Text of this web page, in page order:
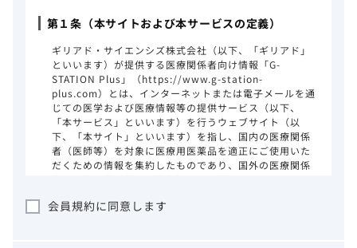
第１条（本サイトおよび本サービスの定義）
ギリアド・サイエンシズ株式会社（以下、「ギリアド」
といいます）が提供する医療関係者向け情報「G-
STATION Plus」（https://www.g-station-
plus.com）とは、インターネットまたは電子メールを通
じての医学および医療情報等の提供サービス（以下、
「本サービス」といいます）を行うウェブサイト（以
下、「本サイト」といいます）を指し、国内の医療関係
者（医師等）を対象に医療用医薬品を適正にご使用いた
だくための情報を集約したものであり、国外の医療関係
事項をご熟読いただき、同意された場合のみご利用くだ
会員規約に同意します